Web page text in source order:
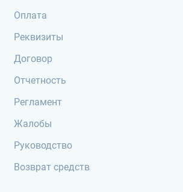
Оплата
Реквизиты
Договор
Отчетность
Регламент
Жалобы
Руководство
Возврат средств